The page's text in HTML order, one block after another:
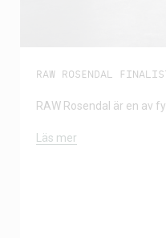
RAW ROSENDAL
RAW Rosendal är en av
Läs mer